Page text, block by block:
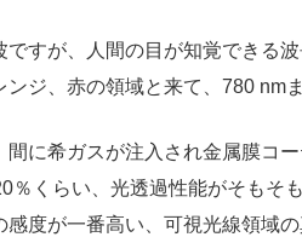
ですが、人間の目が知覚できる
ジ、赤の領域と来て、780 nmま
間に希ガスが注入され金属膜コ
％くらい、光透過性能がそもそ
感度が一番高い、可視光線領域